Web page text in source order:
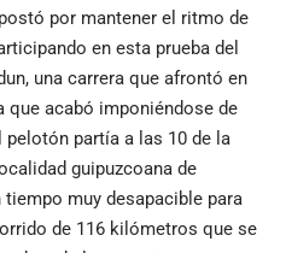
por mantener el ritmo de
en esta prueba del
una carrera que afrontó en
que acabó imponiéndose de
pelotón partía a las 10 de la
guipuzcoana de
tiempo muy desapacible para
de 116 kilómetros que se